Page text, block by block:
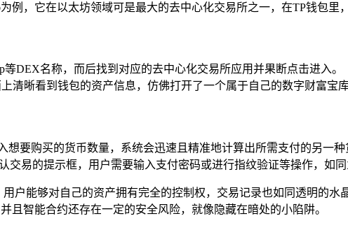
例，它在以太坊领域可是最大的去中心化交易所之一，在TP钱包里
DEX名称，而后找到对应的去中心化交易所应用并果断点击进入。
清晰看到钱包的资产信息，仿佛打开了一个属于自己的数字财富宝库
要购买的货币数量，系统会迅速且精准地计算出所需支付的另一种
交易的提示框，用户需要输入支付密码或进行指纹验证等操作，如
户能够对自己的资产拥有完全的控制权，交易记录也如同透明的水
智能合约还存在一定的安全风险，就像隐藏在暗处的小陷阱。